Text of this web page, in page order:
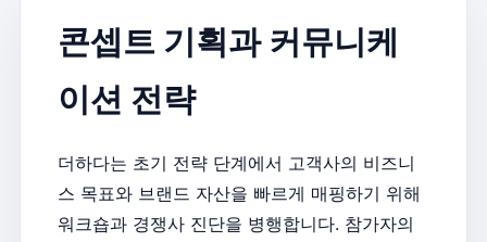
콘셉트 기획과 커뮤니케
이션 전략
더하다는 초기 전략 단계에서 고객사의 비즈니
스 목표와 브랜드 자산을 빠르게 매핑하기 위해
워크숍과 경쟁사 진단을 병행합니다. 참가자의